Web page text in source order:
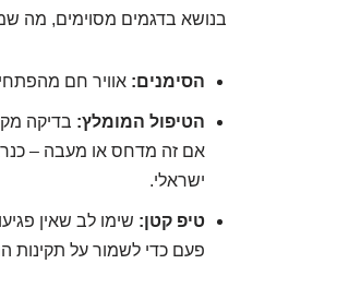
בנושא בדגמים מסוימים, מה
הסימנים: אוויר חם
הטיפול המומלץ: בדיקה
אם זה מדחס או מעבה –
ישראלי.
טיפ קטן: שימו לב שאין
פעם כדי לשמור על תקינות